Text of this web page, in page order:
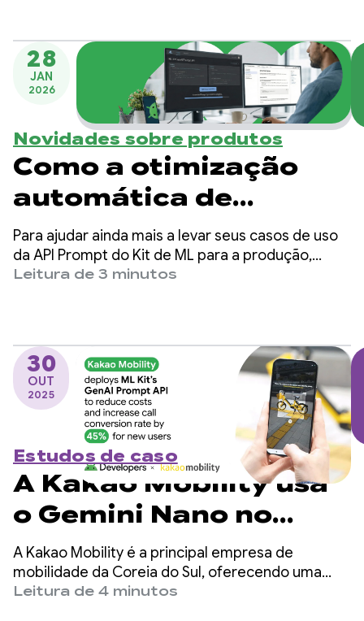
28
JAN
2026
Novidades sobre produtos
Como a otimização
automática de
comandos aumenta a
qualidade da API
Para ajudar ainda mais a levar seus casos de uso
da API Prompt do Kit de ML para a produção,
anunciamos a Otimização Automática de
ajuda você a encontrar automaticamente o
comando ideal para seus casos de uso.
Leitura de 3 minutos
30
OUT
2025
Estudos de caso
A Kakao Mobility usa
o Gemini Nano no
dispositivo para
reduzir custos e
A Kakao Mobility é a principal empresa de
mobilidade da Coreia do Sul, oferecendo uma
variedade de serviços de transporte e entrega,
Leitura de 4 minutos